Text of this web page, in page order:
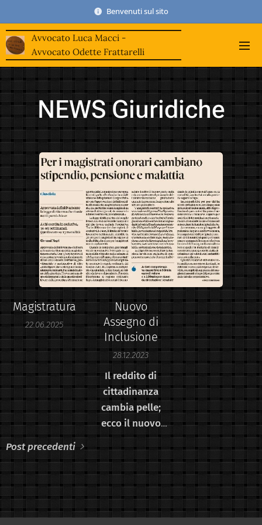
Benvenuti sul sito
Avvocato Luca Macci -
Avvocato Odette Frattarelli
NEWS Giuridiche
Magistratura
22.06.2025
Nuovo
Assegno di
Inclusione
28.12.2023
Il reddito di
cittadinanza
cambia pelle;
ecco il nuovo
assegno di
inclusione.
Post precedenti